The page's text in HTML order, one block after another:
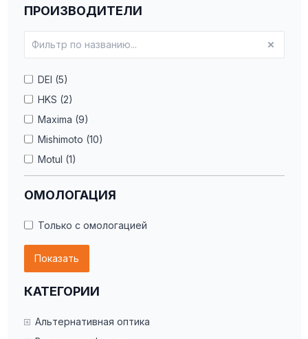
ПРОИЗВОДИТЕЛИ
DEI (5)
HKS (2)
Maxima (9)
Mishimoto (10)
Motul (1)
Red Line (5)
Royal Purple (1)
ОМОЛОГАЦИЯ
Только с омологацией
Показать
КАТЕГОРИИ
Альтернативная оптика